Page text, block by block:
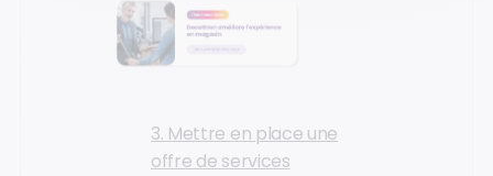
3. Mettre en place une
offre de services